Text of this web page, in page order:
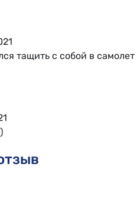
тащить с собой в самолет